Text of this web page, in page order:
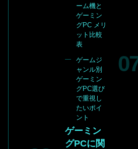
ーム機と
ゲーミン
グPC メリ
ット比較
表
ゲームジ
ャンル別
ゲーミン
グPC選び
で重視し
たいポイ
ント
ゲーミン
グPCに関